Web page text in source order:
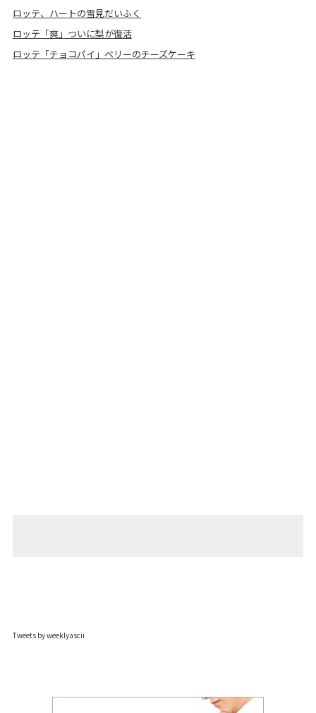
ロッテ、ハートの雪見だいふく
ロッテ「爽」ついに梨が復活
ロッテ「チョコパイ」ベリーのチーズケーキ
Tweets by weeklyascii